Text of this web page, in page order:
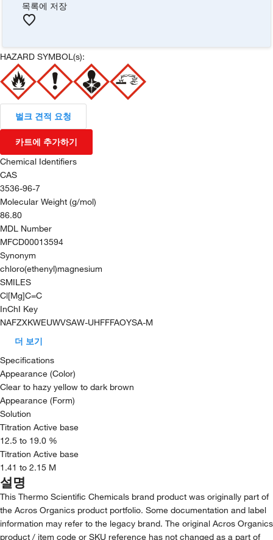
목록에 저장
HAZARD SYMBOL(s):
벌크 견적 요청
카트에 추가하기
Chemical Identifiers
CAS
3536-96-7
Molecular Weight (g/mol)
86.80
MDL Number
MFCD00013594
Synonym
chloro(ethenyl)magnesium
SMILES
Cl[Mg]C=C
InChI Key
NAFZXKWEUWVSAW-UHFFFAOYSA-M
더 보기
Specifications
Appearance (Color)
Clear to hazy yellow to dark brown
Appearance (Form)
Solution
Titration Active base
12.5 to 19.0 %
Titration Active base
1.41 to 2.15 M
설명
This Thermo Scientific Chemicals brand product was originally part of
the Acros Organics product portfolio. Some documentation and label
information may refer to the legacy brand. The original Acros Organics
product / item code or SKU reference has not changed as a part of